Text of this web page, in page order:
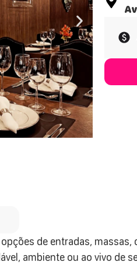
de entradas,
ambiente ou ao vivo de